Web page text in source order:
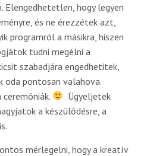
Elengedhetetlen, hogy legyen
és ne érezzétek azt,
programról a másikra, hiszen
tudni megélni a
szabadjára engedhetitek,
oda pontosan valahova.
Ügyeljetek
a készülődésre, a
mérlegelni, hogy a kreatív